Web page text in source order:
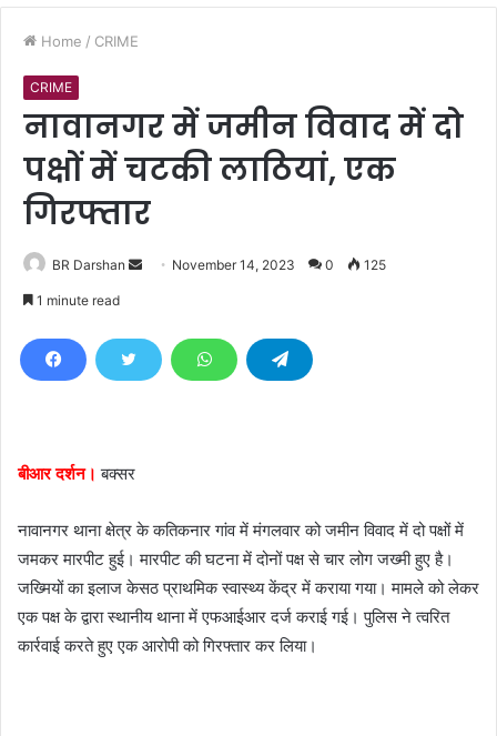
Home / CRIME
CRIME
नावानगर में जमीन विवाद में दो
पक्षों में चटकी लाठियां, एक
गिरफ्तार
BR Darshan
d
l
November 14, 2023 0 125
1 minute read
बीआर दर्शन। बक्सर
नावानगर थाना क्षेत्र के कतिकनार गांव में मंगलवार को जमीन विवाद में दो पक्षों में
जमकर मारपीट हुई। मारपीट की घटना में दोनों पक्ष से चार लोग जख्मी हुए है।
जख्मियों का इलाज केसठ प्राथमिक स्वास्थ्य केंद्र में कराया गया। मामले को लेकर
एक पक्ष के द्वारा स्थानीय थाना में एफआईआर दर्ज कराई गई। पुलिस ने त्वरित
कार्रवाई करते हुए एक आरोपी को गिरफ्तार कर लिया।